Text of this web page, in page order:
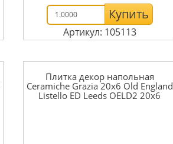
Купить
Артикул: 105113
Плитка декор напольная
Ceramiche Grazia 20x6 Old England
Listello ED Leeds OELD2 20x6